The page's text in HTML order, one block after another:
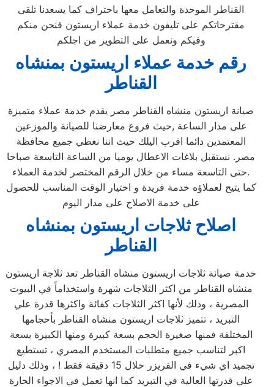
القناطر الموحدة والتعامل معها باحتراف كما يسعدنا تلقى
مقترحاتكم على تليفون خدمة عملاء اريستون فنحن منكم
وفيكم ونعمل على التطوير من اجلكم
رقم خدمة عملاء اريستون بمنشاه
القناطر
صيانة اريستون منشاه القناطر مصر يقدم خدمة عملاء متميزة
على مدار الساعة ,حيث فروع معارضنا للصيانة والموزعين
المعتمدين دائما اقرب اليلك حيث اننا نغطي جميع محافظة
مصر. نستقبل بلاغات الاعطال يوميا من الساعة التاسعة صباحا
حتى التاسعة مساء من خلال الرقم المختصر لخدمة العملاء.
كما يتيح لعملاؤه خدمة فريدة و اختيار الوقت المناسب للحصول
على خدمة الاصلاح على مدار اليوم
اصلاح ثلاجات اريستون بمنشاه
القناطر
خدمة صيانة ثلاجات اريستون منشاه القناطر تعد ثلاجة اريستون
منشاه القناطر من اكثر الثلاجات شهرة واستخداماً في البيوت
المصرية ، وذلك لأنها اكثر الثلاجات كفائة واكثرها قدرة علي
التبريد ، تتميز ثلاجات اريستون منشاه القناطر بأحجامها
المختلفة فمنها صغيرة الحجم بسعة كبيرة ومنها الكبيرة بسعة
اكبر لتناسب جميع متطلبات المستخدم المصري ، تستطيع
تجميد اي شيء في الفريزر خلال 15 دقيقة فقط ! ، وذلك دليل
علي قدرتها العالية في التبريد كما انها تعمل في الاجواء الحارة